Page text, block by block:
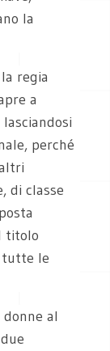
la
regia
a
perché
di classe
titolo
tutte le
al